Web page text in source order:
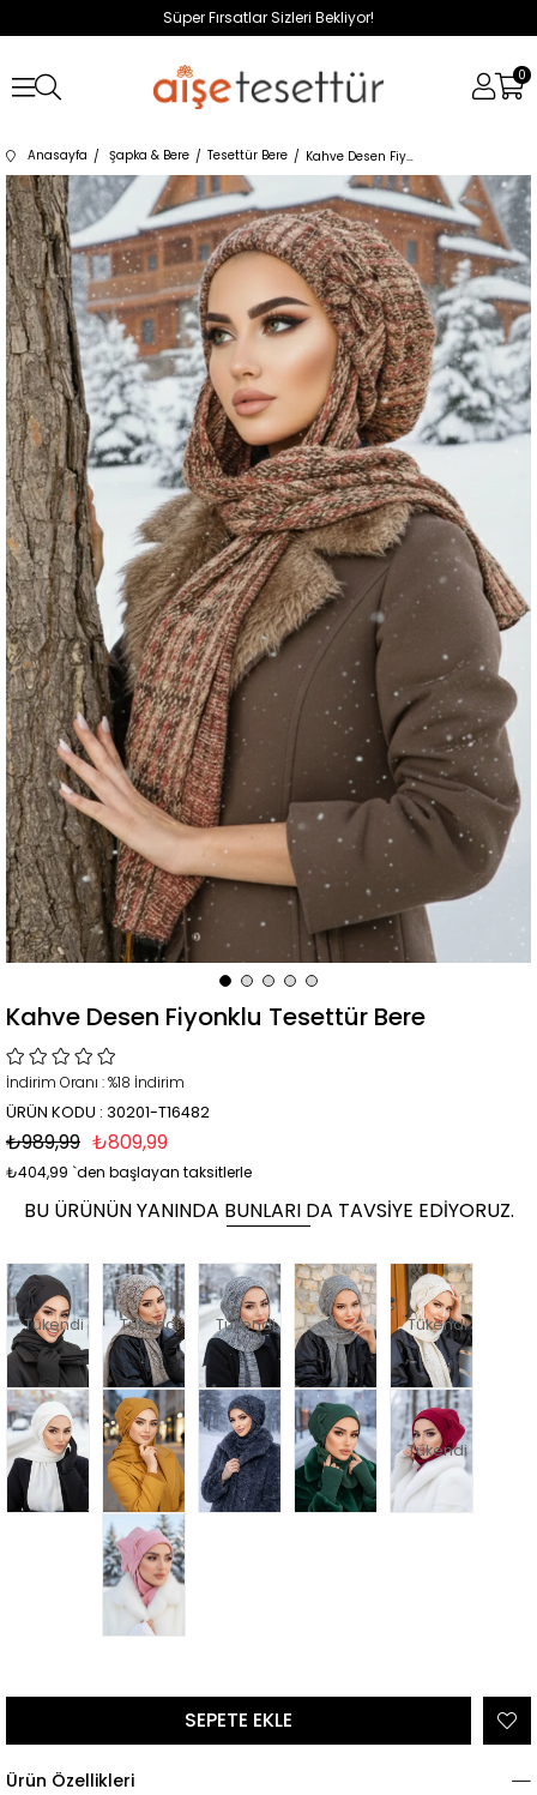
Süper Fırsatlar Sizleri Bekliyor!
0
Anasayfa Şapka & Bere Tesettür Bere Kahve Desen Fiyonklu Tesettür Bere
Kahve Desen Fiyonklu Tesettür Bere
İndirim Oranı :%18 İndirim
ÜRÜN KODU : 30201-T16482
₺989,99 ₺809,99
₺404,99 `den başlayan taksitlerle
BU ÜRÜNÜN YANINDA BUNLARI DA TAVSIYE EDIYORUZ.
Tükendi Tükendi Tükendi Tükendi
Tükendi
Ürün Özellikleri